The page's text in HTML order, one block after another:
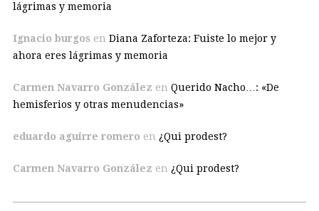
lágrimas y memoria
Ignacio burgos en Diana Zaforteza: Fuiste lo mejor y
ahora eres lágrimas y memoria
Carmen Navarro González en Querido Nacho…: «De
hemisferios y otras menudencias»
eduardo aguirre romero en ¿Qui prodest?
Carmen Navarro González en ¿Qui prodest?